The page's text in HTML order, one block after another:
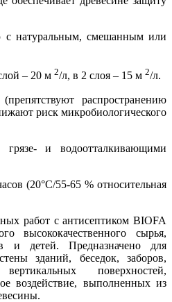
с натуральным, смешанным или
– 20 м 2/л, в 2 слоя – 15 м 2/л.
распространению
риск микробиологического
и водоотталкивающими
(20°C/55-65 % относительная
работ с антисептиком BIOFA
высококачественного сырья,
и детей. Предназначено для
зданий, беседок, заборов,
поверхностей,
воздействие, выполненных из